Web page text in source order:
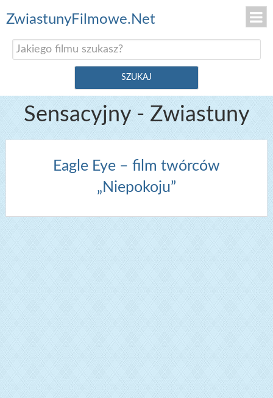
ZwiastunyFilmowe.Net
Sensacyjny - Zwiastuny
Eagle Eye – film twórców
„Niepokoju”